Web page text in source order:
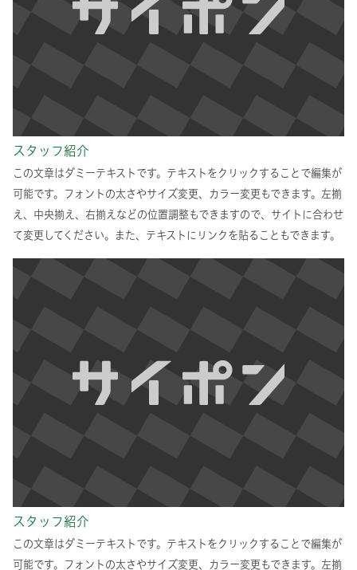
スタッフ紹介
この文章はダミーテキストです。テキストをクリックすることで編集が
可能です。フォントの太さやサイズ変更、カラー変更もできます。左揃
え、中央揃え、右揃えなどの位置調整もできますので、サイトに合わせ
て変更してください。また、テキストにリンクを貼ることもできます。
スタッフ紹介
この文章はダミーテキストです。テキストをクリックすることで編集が
可能です。フォントの太さやサイズ変更、カラー変更もできます。左揃